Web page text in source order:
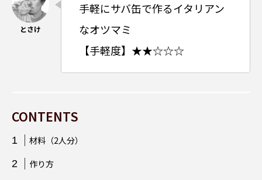
手軽にサバ缶で作るイタリアン
なオツマミ
【手軽度】★★☆☆☆
CONTENTS
材料（2人分）
作り方